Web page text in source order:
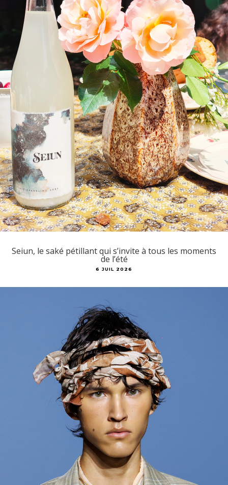
Seiun, le saké pétillant qui s’invite à tous les moments
de l’été
6 JUIL 2026